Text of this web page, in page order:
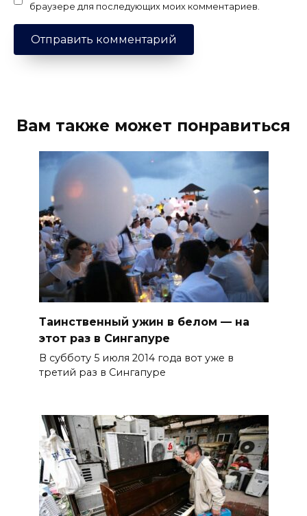
браузере для последующих моих комментариев.
Вам также может понравиться
Таинственный ужин в белом — на
этот раз в Сингапуре
В субботу 5 июля 2014 года вот уже в
третий раз в Сингапуре